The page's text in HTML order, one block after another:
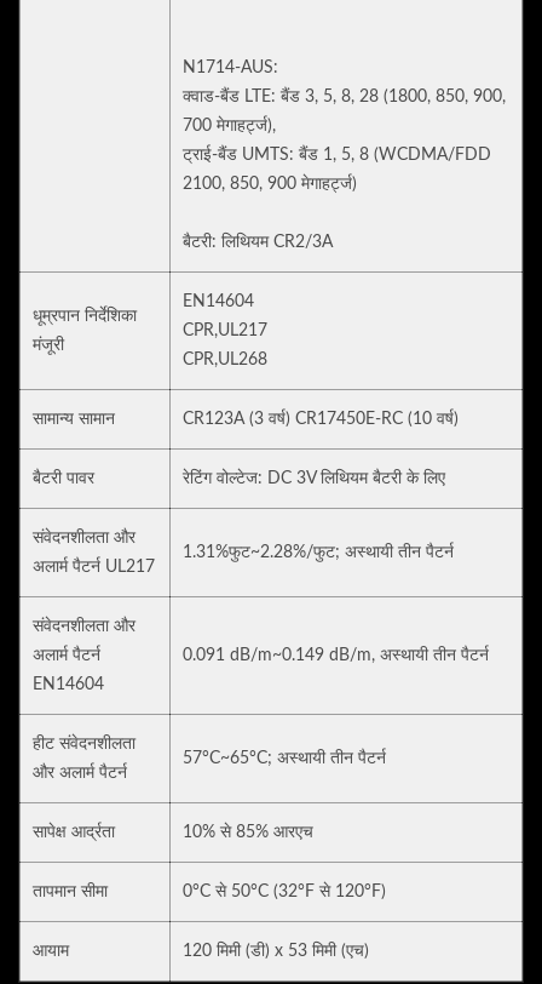
N1714-AUS:
क्वाड-बैंड LTE: बैंड 3, 5, 8, 28 (1800, 850, 900,
700 मेगाहर्ट्ज),
ट्राई-बैंड UMTS: बैंड 1, 5, 8 (WCDMA/FDD
2100, 850, 900 मेगाहर्ट्ज)
बैटरी: लिथियम CR2/3A
धूम्रपान निर्देशिका
मंजूरी
EN14604
CPR,UL217
CPR,UL268
सामान्य सामान CR123A (3 वर्ष) CR17450E-RC (10 वर्ष)
बैटरी पावर रेटिंग वोल्टेज: DC 3V लिथियम बैटरी के लिए
संवेदनशीलता और
अलार्म पैटर्न UL217
1.31%फुट~2.28%/फुट; अस्थायी तीन पैटर्न
संवेदनशीलता और
अलार्म पैटर्न
EN14604
0.091 dB/m~0.149 dB/m, अस्थायी तीन पैटर्न
हीट संवेदनशीलता
और अलार्म पैटर्न
57°C~65°C; अस्थायी तीन पैटर्न
सापेक्ष आर्द्रता 10% से 85% आरएच
तापमान सीमा 0°C से 50°C (32°F से 120°F)
आयाम 120 मिमी (डी) x 53 मिमी (एच)